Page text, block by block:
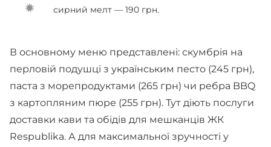
сирний мелт — 190 грн.
В основному меню представлені: скумбрія на
перловій подушці з українським песто (245 грн),
паста з морепродуктами (265 грн) чи ребра BBQ
з картопляним пюре (255 грн). Тут діють послуги
доставки кави та обідів для мешканців ЖК
Respublika. А для максимальної зручності у